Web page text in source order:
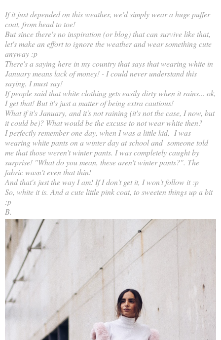
If it just depended on this weather, we'd simply wear a huge puffer
coat, from head to toe!
But since there's no inspiration (or blog) that can survive like that,
let's make an effort to ignore the weather and wear something cute
anyway :p
There's a saying here in my country that says that wearing white in
January means lack of money! - I could never understand this
saying, I must say!
If people said that white clothing gets easily dirty when it rains... ok,
I get that! But it's just a matter of being extra cautious!
What if it's January, and it's not raining (it's not the case, I now, but
it could be)? What would be the excuse to not wear white then?
I perfectly remember one day, when I was a little kid, I was
wearing white pants on a winter day at school and someone told
me that those weren't winter pants. I was completely caught by
surprise! "What do you mean, these aren't winter pants?". The
fabric wasn't even that thin!
And that's just the way I am! If I don't get it, I won't follow it :p
So, white it is. And a cute little pink coat, to sweeten things up a bit
:p
B.